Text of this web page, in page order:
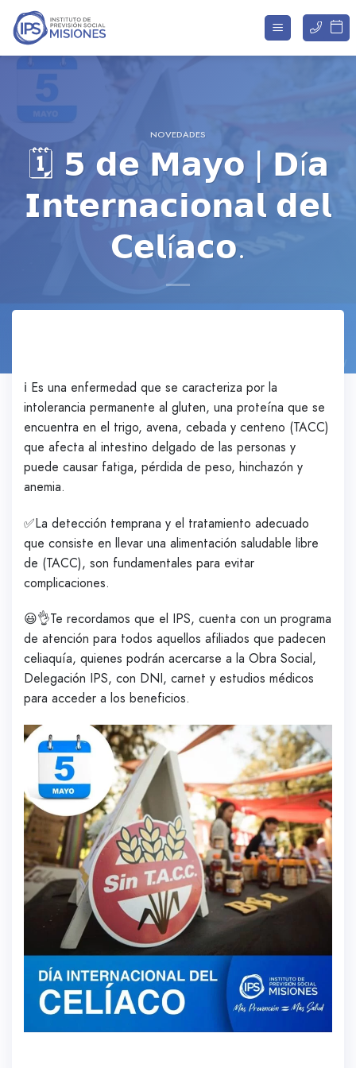
Saltar
contenido
NOVEDADES
🗓️ 𝟱 𝗱𝗲 𝗠𝗮𝘆𝗼 | 𝗗í𝗮
𝗜𝗻𝘁𝗲𝗿𝗻𝗮𝗰𝗶𝗼𝗻𝗮𝗹 𝗱𝗲𝗹
𝗖𝗲𝗹í𝗮𝗰𝗼.
ℹ️ Es una enfermedad que se caracteriza por la
intolerancia permanente al gluten, una proteína que se
encuentra en el trigo, avena, cebada y centeno (TACC)
que afecta al intestino delgado de las personas y
puede causar fatiga, pérdida de peso, hinchazón y
anemia.
✅La detección temprana y el tratamiento adecuado
que consiste en llevar una alimentación saludable libre
de (TACC), son fundamentales para evitar
complicaciones.
😃👌Te recordamos que el IPS, cuenta con un programa
de atención para todos aquellos afiliados que padecen
celiaquía, quienes podrán acercarse a la Obra Social,
Delegación IPS, con DNI, carnet y estudios médicos
para acceder a los beneficios.